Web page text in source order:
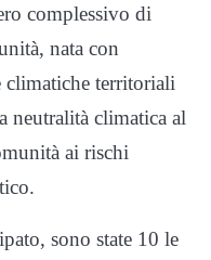
complessivo di
nata con
climatiche territoriali
neutralità climatica al
ai rischi
sono state 10 le